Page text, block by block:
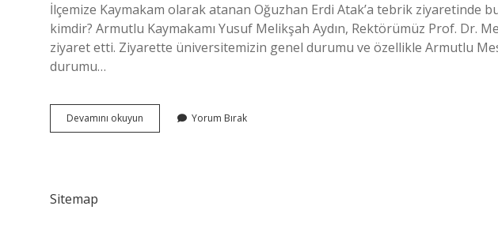
İlçemize Kaymakam olarak atanan Oğuzhan Erdi Atak’a tebrik ziyaretinde
kimdir? Armutlu Kaymakamı Yusuf Melikşah Aydın, Rektörümüz Prof. Dr.
ziyaret etti. Ziyarette üniversitemizin genel durumu ve özellikle Armutlu
durumu…
Devamını okuyun
Termal
Yorum Bırak
Sitemap